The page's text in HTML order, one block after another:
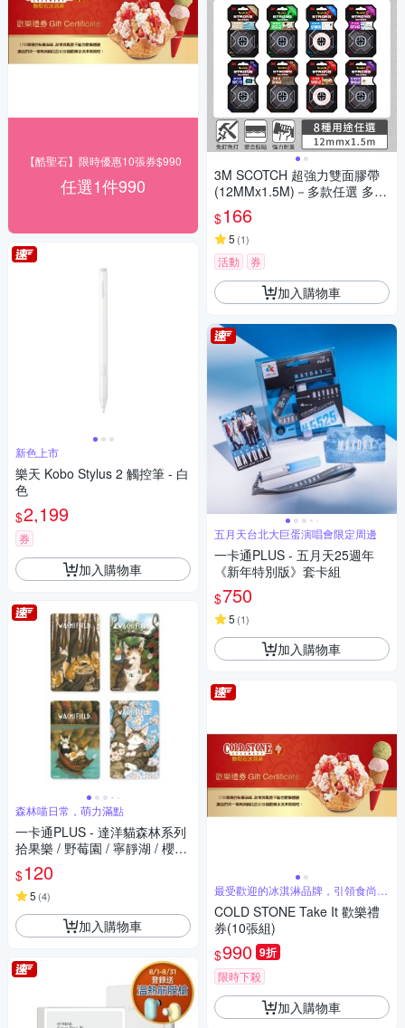
【酷聖石】限時優惠10張券$990
任選1件990
新色上市
樂天 Kobo Stylus 2 觸控筆 - 白
色
$2,199
券
加入購物車
森林喵日常，萌力滿點
一卡通PLUS - 達洋貓森林系列
拾果樂 / 野莓園 / 寧靜湖 / 櫻花
樹
$120
5 (4)
加入購物車
3M SCOTCH 超強力雙面膠帶
(12MMx1.5M)－多款任選 多種
用途
$166
5 (1)
活動 券
加入購物車
五月天台北大巨蛋演唱會限定周邊
一卡通PLUS - 五月天25週年
《新年特別版》套卡組
$750
5 (1)
加入購物車
最受歡迎的冰淇淋品牌，引領食尚潮
流
COLD STONE Take It 歡樂禮
券(10張組)
$990 9折
限時下殺
加入購物車